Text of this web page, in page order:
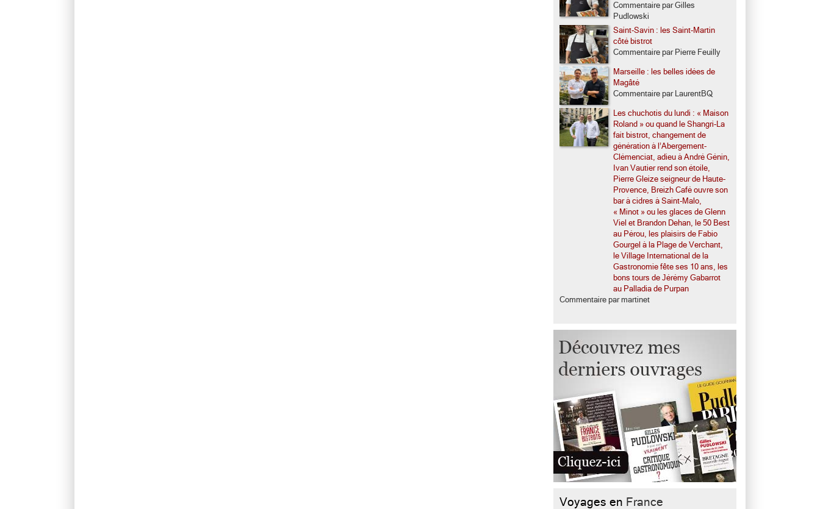
Commentaire par Gilles
Pudlowski
Saint-Savin : les Saint-Martin
côté bistrot
Commentaire par Pierre Feuilly
Marseille : les belles idées de
Magâté
Commentaire par LaurentBQ
Les chuchotis du lundi : « Maison
Roland » ou quand le Shangri-La
fait bistrot, changement de
génération à l’Abergement-
Clémenciat, adieu à André Génin,
Ivan Vautier rend son étoile,
Pierre Gleize seigneur de Haute-
Provence, Breizh Café ouvre son
bar à cidres à Saint-Malo,
« Minot » ou les glaces de Glenn
Viel et Brandon Dehan, le 50 Best
au Pérou, les plaisirs de Fabio
Gourgel à la Plage de Verchant,
le Village International de la
Gastronomie fête ses 10 ans, les
bons tours de Jérémy Gabarrot
au Palladia de Purpan
Commentaire par martinet
Voyages en France